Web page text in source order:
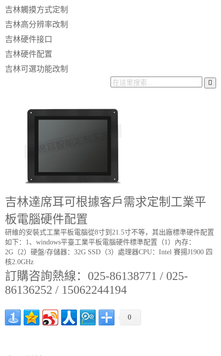
吉林觸摸方式定制
吉林高分辨率改制
吉林硬件接口
吉林硬件配置
吉林可選功能改制
吉林達席耳可根據客戶需求定制工業平
板電腦硬件配置
研維的安裝式工業平板電腦從8寸到21.5寸不等，其出廠標準硬件配置
如下：1、windows平臺工業平板電腦硬件標準配置（1）內存：
2G（2）硬盤/存儲器：32G SSD（3）處理器CPU：Intel 賽揚J1900 四
核2.0GHz
訂購咨詢熱線：025-86138771 / 025-
86136252 / 15062244194
0